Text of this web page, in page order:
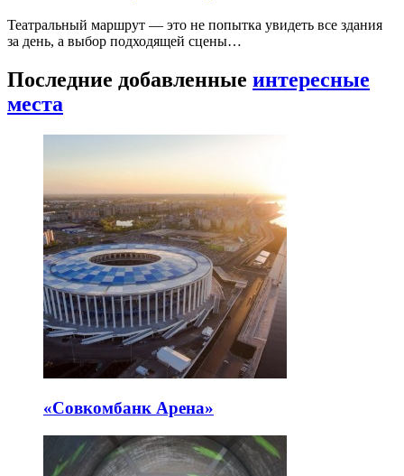
Театральный маршрут — это не попытка увидеть все здания
за день, а выбор подходящей сцены…
Последние добавленные интересные
места
«Совкомбанк Арена⁠»